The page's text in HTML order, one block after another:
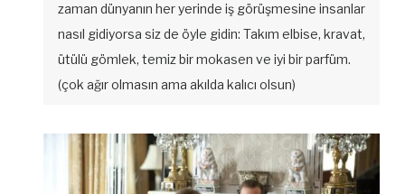
zaman dünyanın her yerinde iş görüşmesine insanlar
nasıl gidiyorsa siz de öyle gidin: Takım elbise, kravat,
ütülü gömlek, temiz bir mokasen ve iyi bir parfüm.
(çok ağır olmasın ama akılda kalıcı olsun)